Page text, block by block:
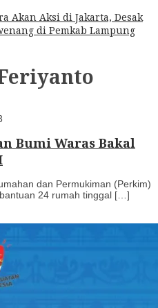
Akan Aksi di Jakarta, Desak
di Pemkab Lampung
Bumi Waras Bakal
dan Permukiman (Perkim)
24 rumah tinggal […]